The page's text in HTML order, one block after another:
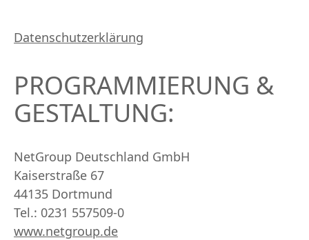
Datenschutzerklärung
PROGRAMMIERUNG &
GESTALTUNG:
NetGroup Deutschland GmbH
Kaiserstraße 67
44135 Dortmund
Tel.: 0231 557509-0
www.netgroup.de